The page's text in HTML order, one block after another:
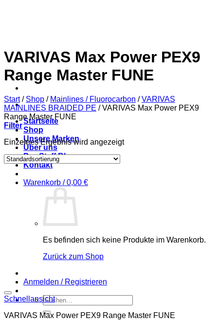
Startseite
Shop
Unsere Marken
Über uns
Pro-Staff Blog
Kontakt
Warenkorb /0,00 €
Es befinden sich keine Produkte im Warenkorb.
Zurück zum Shop
Anmelden / Registrieren
Suchen
nach:
VARIVAS Max Power PEX9
Range Master FUNE
Start / Shop / Mainlines / Fluorocarbon / VARIVAS
MAINLINES BRAIDED PE /VARIVAS Max Power PEX9
Range Master FUNE
Filter
Einzelnes Ergebnis wird angezeigt
Schnellansicht
VARIVAS Max Power PEX9 Range Master FUNE